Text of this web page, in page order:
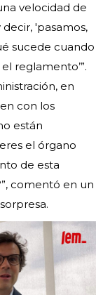
velocidad de
'pasamos,
sucede cuando
reglamento’”.
en
con los
están
el órgano
de esta
comentó en un